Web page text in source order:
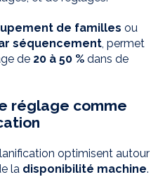
de familles ou
séquencement, permet
de 20 à 50 % dans de
réglage comme
optimisent autour
la disponibilité machine.